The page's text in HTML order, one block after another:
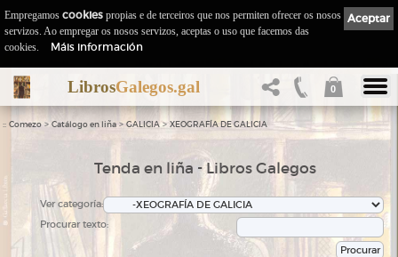
LibrosGalegos.gal 0
:: Comezo > Catálogo en liña > GALICIA> XEOGRAFÍA DE GALICIA
Tenda en liña - Libros Galegos
Ver categoría:
Procurar texto:
Aceptar
Empregamos cookies propias e de terceiros que nos permiten ofrecer os nosos
servizos. Ao empregar os nosos servizos, aceptas o uso que facemos das
cookies.
Máis información